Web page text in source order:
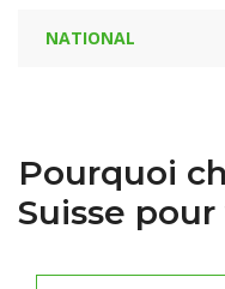
NATIONAL
Pourquoi
Suisse